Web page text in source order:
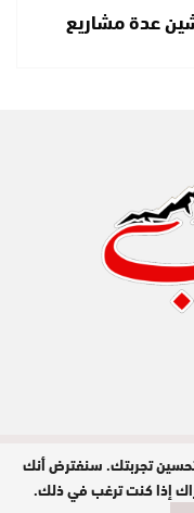
عدة مشاريع
تجربتك. سنفترض أنك
إذا كنت ترغب في ذلك.